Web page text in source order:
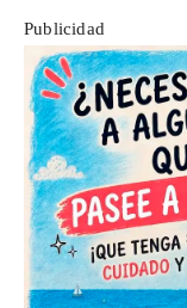
Publicidad